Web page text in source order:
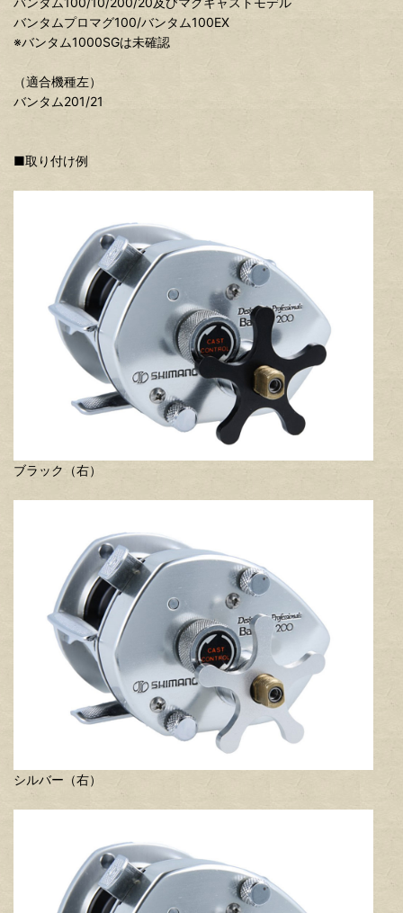
バンタムプロマグ100/バンタム100EX
※バンタム1000SGは未確認
（適合機種左）
バンタム201/21
■取り付け例
ブラック（右）
シルバー（右）